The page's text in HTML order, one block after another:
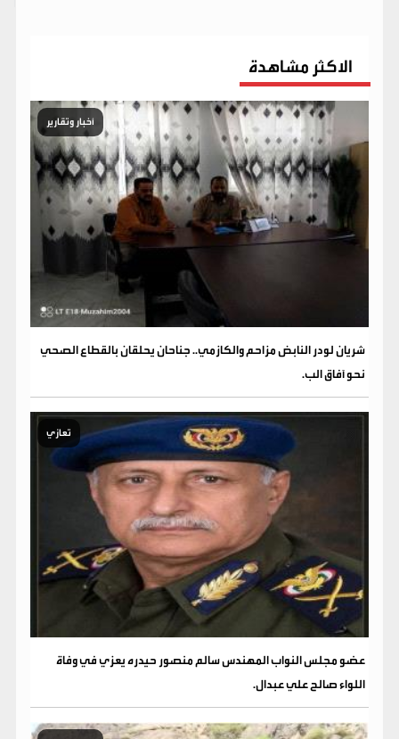
الاكثر مشاهدة
أخبار وتقارير
شريان لودر النابض مزاحم والكازمي.. جناحان يحلقان بالقطاع الصحي
نحو آفاق الب.
تعازي
عضو مجلس النواب المهندس سالم منصور حيدره يعزي في وفاة
اللواء صالح علي عبدال.